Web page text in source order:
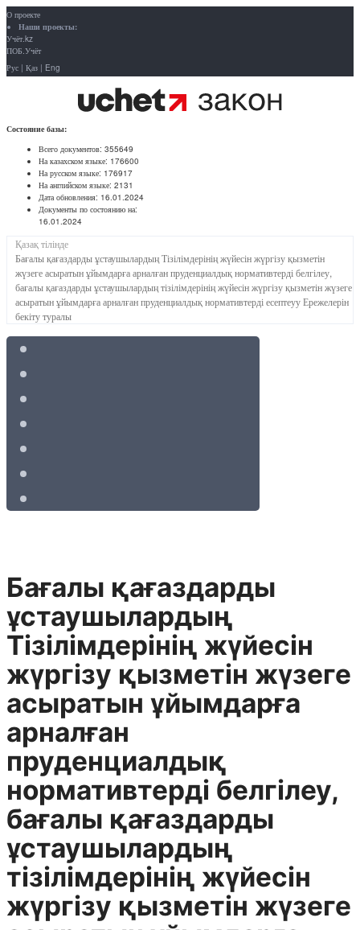
О проекте
Наши проекты:
Учёт.kz
ПОБ.Учёт
Рус | Қаз | Eng
Состояние базы:
Всего документов: 355649
На казахском языке: 176600
На русском языке: 176917
На английском языке: 2131
Дата обновления: 16.01.2024
Документы по состоянию на:
16.01.2024
Қазақ тілінде
Бағалы қағаздарды ұстаушылардың Тізілімдерінің жүйесін жүргізу қызметін
жүзеге асыратын ұйымдарға арналған пруденциалдық нормативтерді белгілеу,
бағалы қағаздарды ұстаушылардың тізілімдерінің жүйесін жүргізу қызметін жүзеге
асыратын ұйымдарға арналған пруденциалдық нормативтерді есептеуу Ережелерін
бекіту туралы
Бағалы қағаздарды
ұстаушылардың
Тізілімдерінің жүйесін
жүргізу қызметін жүзеге
асыратын ұйымдарға
арналған
пруденциалдық
нормативтерді белгілеу,
бағалы қағаздарды
ұстаушылардың
тізілімдерінің жүйесін
жүргізу қызметін жүзеге